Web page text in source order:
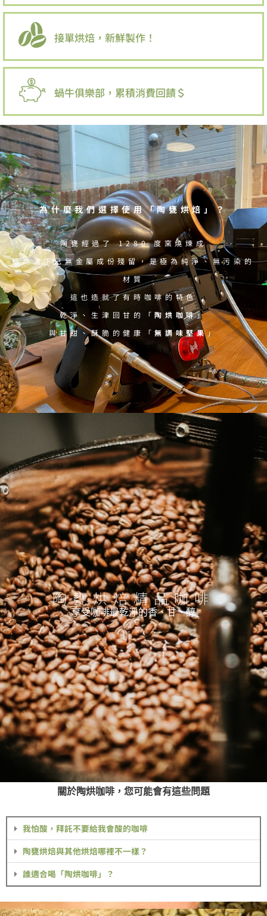
接單烘焙，新鮮製作！
蝸牛俱樂部，累積消費回饋＄
為什麼我們選擇使用「陶甕烘焙」？
陶甕經過了 1280 度窯燒煉成
極高溫下已無金屬成份殘留，是極為純淨、無污染的
材質
這也造就了有時咖啡的特色
乾淨、生津回甘的「陶烘咖啡」
與甘甜、酥脆的健康「無調味堅果」
陶甕烘焙精品咖啡
享受咖啡最乾淨的香、甘、醇
關於陶烘咖啡，您可能會有這些問題
我怕酸，拜託不要給我會酸的咖啡
陶甕烘焙與其他烘焙哪裡不一樣？
誰適合喝「陶烘咖啡」？